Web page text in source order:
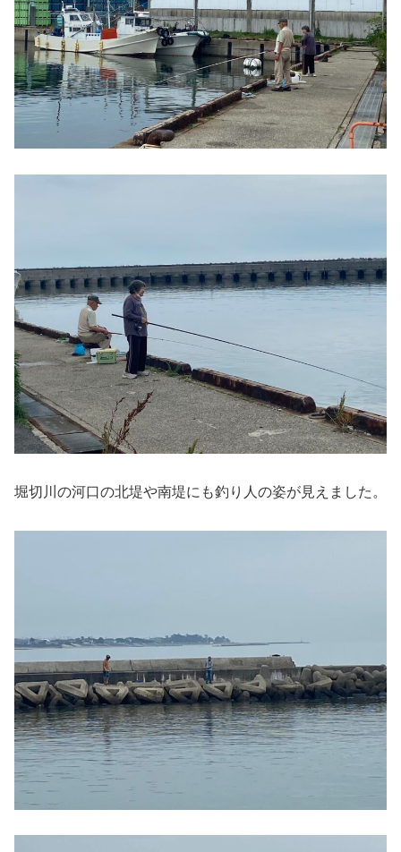
堀切川の河口の北堤や南堤にも釣り人の姿が見えました。